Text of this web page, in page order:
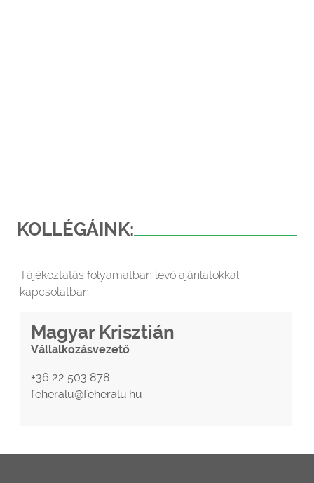
KOLLÉGÁINK:
Tájékoztatás folyamatban lévő ajánlatokkal
kapcsolatban:
Magyar Krisztián
Vállalkozásvezető
+36 22 503 878
feheralu@feheralu.hu